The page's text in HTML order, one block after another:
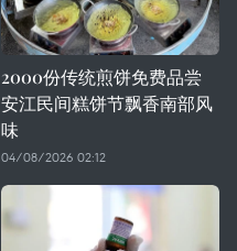
2000份传统煎饼免费品尝
安江民间糕饼节飘香南部风
味
04/08/2026 02:12